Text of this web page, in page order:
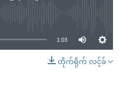
currently available
1:03
တိုက်ရိုက် လင့်ခ်